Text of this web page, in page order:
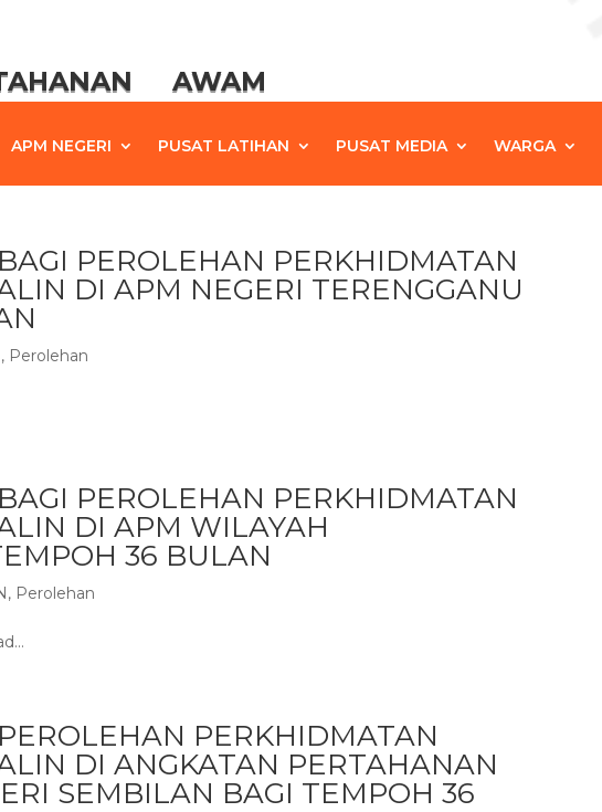
AWAM
APM NEGERI PUSAT LATIHAN PUSAT MEDIA WARGA
PEROLEHAN PERKHIDMATAN
DI APM NEGERI TERENGGANU
, Perolehan
PEROLEHAN PERKHIDMATAN
DI APM WILAYAH
36 BULAN
, Perolehan
PERKHIDMATAN
DI ANGKATAN PERTAHANAN
SEMBILAN BAGI TEMPOH 36